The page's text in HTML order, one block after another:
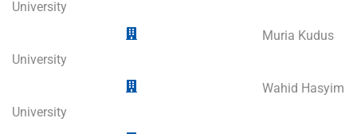
University
Muria Kudus
University
Wahid Hasyim
University